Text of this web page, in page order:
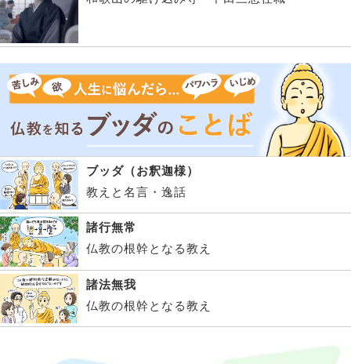
ブッダ（お釈迦様）
教えと名言・逸話
諸行無常
仏教の根幹となる教え
諸法無我
仏教の根幹となる教え